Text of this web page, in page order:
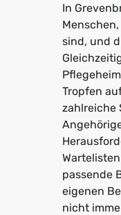
In
sind, und
Tropfen
zahlreiche
passende
eigenen
nicht